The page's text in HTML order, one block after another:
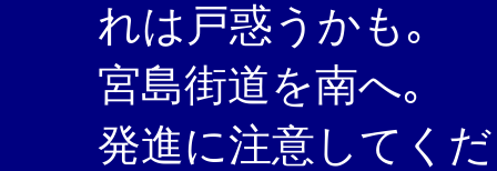
れは戸惑うかも｡
宮島街道を南へ｡
発進に注意してく